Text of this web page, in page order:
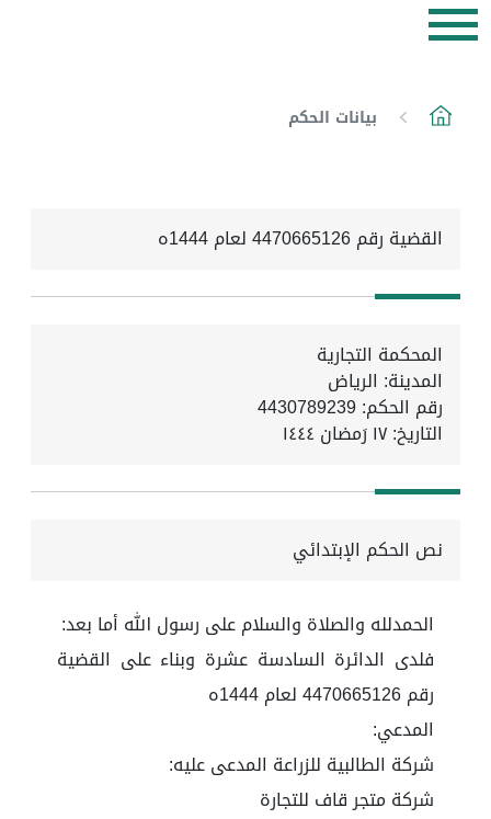
بيانات الحكم
القضية رقم 4470665126 لعام 1444ه
المحكمة التجارية
المدينة: الرياض
رقم الحكم: 4430789239
التاريخ:١٧ رَمضان ١٤٤٤
نص الحكم الإبتدائي
الحمدلله والصلاة والسلام على رسول الله أما بعد:
فلدى الدائرة السادسة عشرة وبناء على القضية
رقم 4470665126 لعام 1444ه
المدعي:
شركة الطالبية للزراعة المدعى عليه:
شركة متجر قاف للتجارة